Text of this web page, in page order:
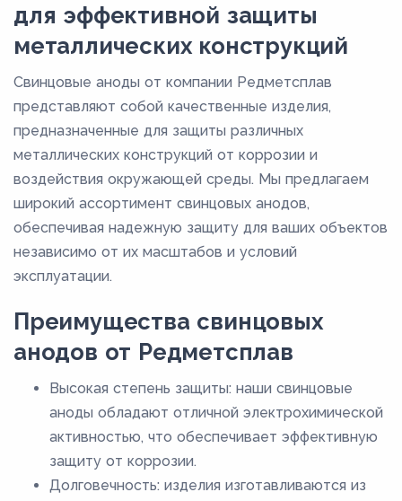
для эффективной защиты
металлических конструкций
Свинцовые аноды от компании Редметсплав
представляют собой качественные изделия,
предназначенные для защиты различных
металлических конструкций от коррозии и
воздействия окружающей среды. Мы предлагаем
широкий ассортимент свинцовых анодов,
обеспечивая надежную защиту для ваших объектов
независимо от их масштабов и условий
эксплуатации.
Преимущества свинцовых
анодов от Редметсплав
Высокая степень защиты: наши свинцовые
аноды обладают отличной электрохимической
активностью, что обеспечивает эффективную
защиту от коррозии.
Долговечность: изделия изготавливаются из